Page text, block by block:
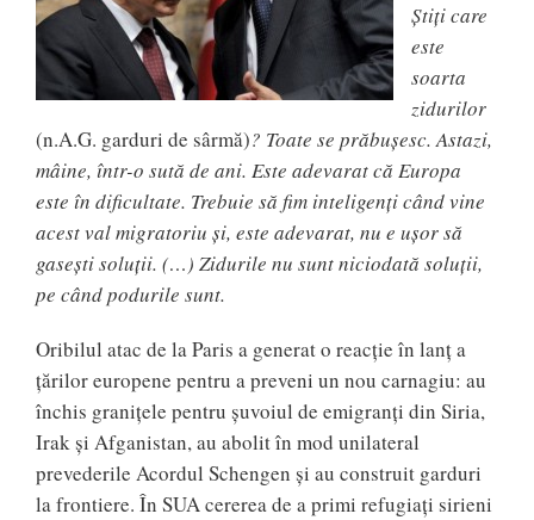
Știți care
este
soarta
zidurilor
(n.A.G. garduri de sârmă)? Toate se prăbușesc. Astazi,
mâine, într-o sută de ani. Este adevarat că Europa
este în dificultate. Trebuie să fim inteligenți când vine
acest val migratoriu și, este adevarat, nu e ușor să
gasești soluții. (…) Zidurile nu sunt niciodată soluții,
pe când podurile sunt.
Oribilul atac de la Paris a generat o reacție în lanț a
țărilor europene pentru a preveni un nou carnagiu: au
închis granițele pentru șuvoiul de emigranți din Siria,
Irak și Afganistan, au abolit în mod unilateral
prevederile Acordul Schengen și au construit garduri
la frontiere. În SUA cererea de a primi refugiați sirieni